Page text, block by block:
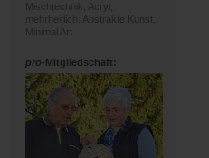
Mischtechnik, Acryl;
mehrheitlich: Abstrakte Kunst,
Minimal Art
pro-Mitgliedschaft: